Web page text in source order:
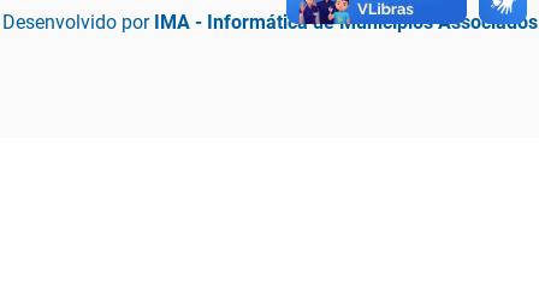
Desenvolvido por IMA - Informática de Municípios Associados